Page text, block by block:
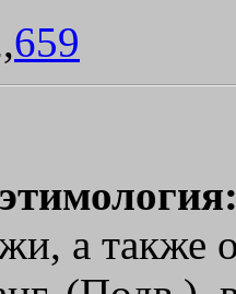
659
а также